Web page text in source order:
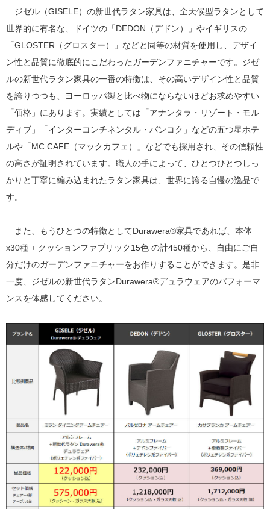
ジゼル（GISELE）の新世代ラタン家具は、全天候型ラタンとして
世界的に有名な、ドイツの「DEDON（デドン）」やイギリスの
「GLOSTER（グロスター）」などと同等の材質を使用し、デザイ
ン性と品質に徹底的にこだわったガーデンファニチャーです。ジゼ
ルの新世代ラタン家具の一番の特徴は、その高いデザイン性と品質
を誇りつつも、ヨーロッパ製と比べ物にならないほどお求めやすい
「価格」にあります。実績としては「アナンタラ・リゾート・モル
ディブ」「インターコンチネンタル・バンコク」などの五つ星ホテ
ルや「MC CAFE（マックカフェ）」などでも採用され、その信頼性
の高さが証明されています。職人の手によって、ひとつひとつしっ
かりと丁寧に編み込まれたラタン家具は、世界に誇る自慢の逸品で
す。
また、もうひとつの特徴としてDurawera®家具であれば、本体
x30種 + クッションファブリック15色 の計450種から、自由にご自
分だけのガーデンファニチャーをお作りすることができます。是非
一度、ジゼルの新世代ラタンDurawera®デュラウェアのパフォーマ
ンスを体感してください。